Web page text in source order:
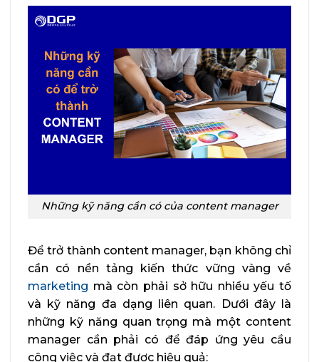
Những kỹ năng cần có của content manager
Để trở thành content manager, bạn không chỉ
cần có nền tảng kiến thức vững vàng về
marketing mà còn phải sở hữu nhiều yếu tố
và kỹ năng đa dạng liên quan. Dưới đây là
những kỹ năng quan trọng mà một content
manager cần phải có để đáp ứng yêu cầu
công việc và đạt được hiệu quả: